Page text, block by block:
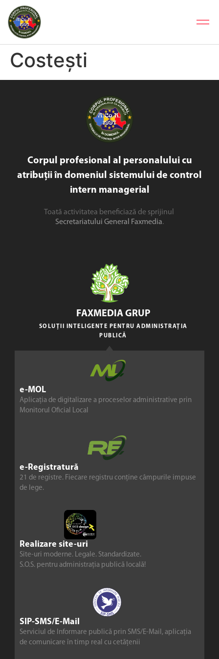
Costești
Corpul profesional al personalului cu
atribuții în domeniul sistemului de control
intern managerial
Toată activitatea beneficiază de sprijinul
Secretariatului General Faxmedia.
e-MOL
Aplicația de digitalizare a proceselor administrative prin
Monitorul Oficial Local
e-Registratură
21 de registre. Fiecare registru conține câmpurile impuse
de lege.
Realizare site-uri
Site-uri moderne. Legale. Standardizate.
S.O.S. pentru administrația publică locală!
SIP-SMS/E-Mail
Serviciul de Informare publică prin SMS/E-Mail, aplicația
de comunicare în timp real cu cetățenii
FAXMEDIA GRUP
SOLUȚII INTELIGENTE PENTRU ADMINISTRAȚIA
PUBLICĂ